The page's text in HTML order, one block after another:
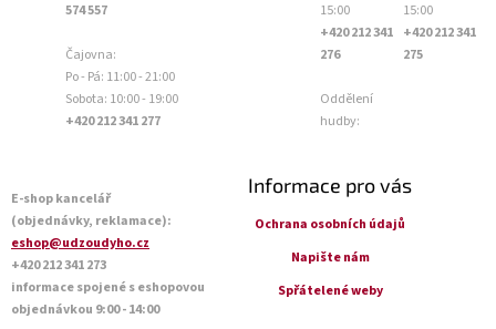
574 557
Čajovna:
Po - Pá: 11:00 - 21:00
Sobota: 10:00 - 19:00
+420 212 341 277
15:00
+420 212 341
276
Oddělení
hudby:
15:00
+420 212 341
275
E-shop kancelář
(objednávky, reklamace):
eshop@udzoudyho.cz
+420 212 341 273
informace spojené s eshopovou
objednávkou 9:00 - 14:00
Informace pro vás
Ochrana osobních údajů
Napište nám
Spřátelené weby